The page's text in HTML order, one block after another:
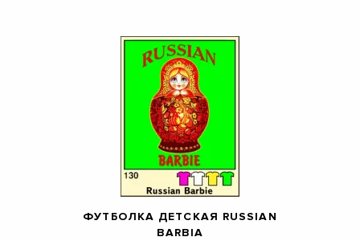
ФУТБОЛКА ДЕТСКАЯ RUSSIAN
BARBIA